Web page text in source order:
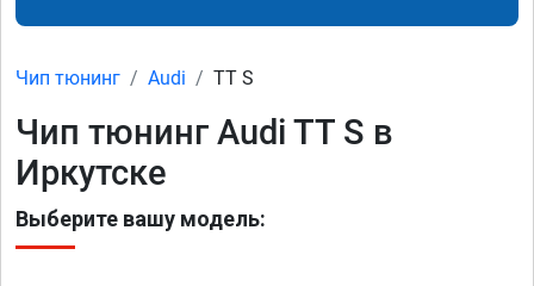
Чип тюнинг Audi TT S
Чип тюнинг Audi TT S в
Иркутске
Выберите вашу модель: